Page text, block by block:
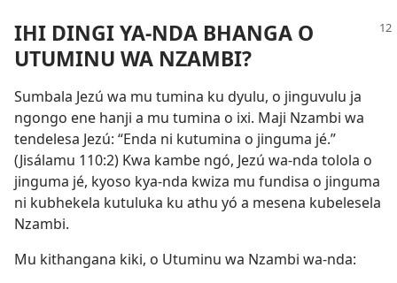
IHI DINGI YA-NDA BHANGA O
UTUMINU WA NZAMBI?
Sumbala Jezú wa mu tumina ku dyulu, o jinguvulu ja
ngongo ene hanji a mu tumina o ixi. Maji Nzambi wa
tendelesa Jezú: “Enda ni kutumina o jinguma jé.”
(Jisálamu 110:2) Kwa kambe ngó, Jezú wa-nda tolola o
jinguma jé, kyoso kya-nda kwiza mu fundisa o jinguma
ni kubhekela kutuluka ku athu yó a mesena kubelesela
Nzambi.
Mu kithangana kiki, o Utuminu wa Nzambi wa-nda: